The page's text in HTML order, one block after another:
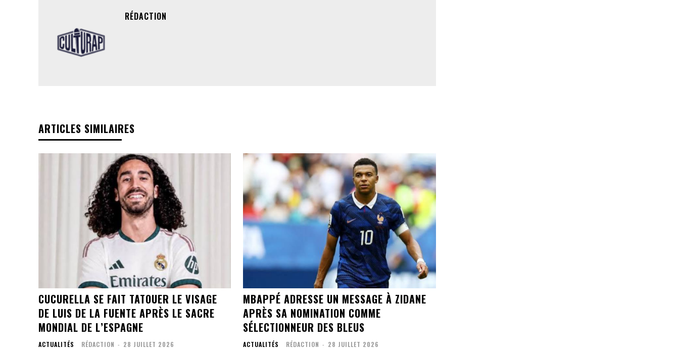
RÉDACTION
ARTICLES SIMILAIRES
CUCURELLA SE FAIT TATOUER LE VISAGE
DE LUIS DE LA FUENTE APRÈS LE SACRE
MONDIAL DE L’ESPAGNE
ACTUALITÉS RÉDACTION - 28 JUILLET 2026
MBAPPÉ ADRESSE UN MESSAGE À ZIDANE
APRÈS SA NOMINATION COMME
SÉLECTIONNEUR DES BLEUS
ACTUALITÉS RÉDACTION - 28 JUILLET 2026